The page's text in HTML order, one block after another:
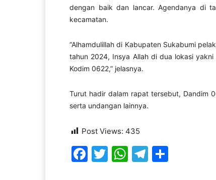
dengan baik dan lancar. Agendanya di
kecamatan.
“Alhamdulillah di Kabupaten Sukabumi
tahun 2024, Insya Allah di dua lokasi
Kodim 0622,” jelasnya.
Turut hadir dalam rapat tersebut, Dandim
serta undangan lainnya.
Post Views: 435
Facebook
Twitter
WhatsApp
Telegram